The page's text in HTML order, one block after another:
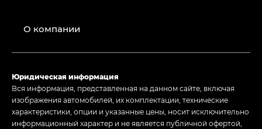
О компании
Юридическая информация
Вся информация, представленная на данном сайте, включая
изображения автомобилей, их комплектации, технические
характеристики, опции и указанные цены, носит исключительно
информационный характер и не является публичной офертой,